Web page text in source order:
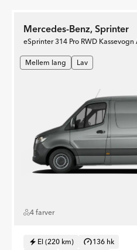
Mercedes-Benz, Sprinter
eSprinter 314 Pro RWD Kassevogn
Mellem lang Lav
4 farver
El (220 km)
136 hk